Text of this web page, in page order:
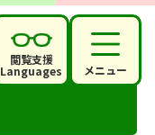
閲覧支援
Languages メニュー